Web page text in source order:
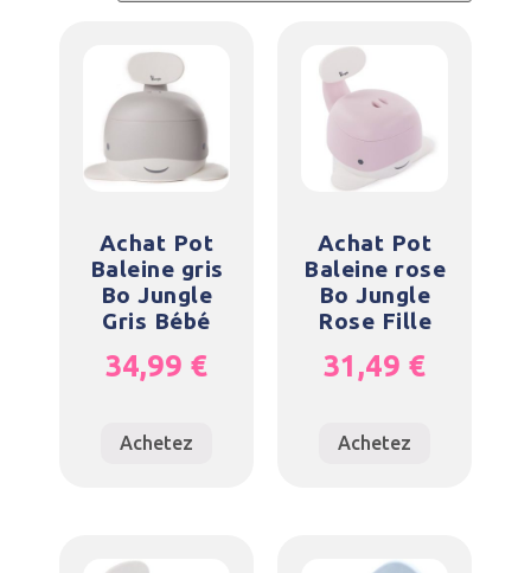
Achat Pot
Baleine gris
Bo Jungle
Gris Bébé
34,99 €
Achetez
Achat Pot
Baleine rose
Bo Jungle
Rose Fille
31,49 €
Achetez